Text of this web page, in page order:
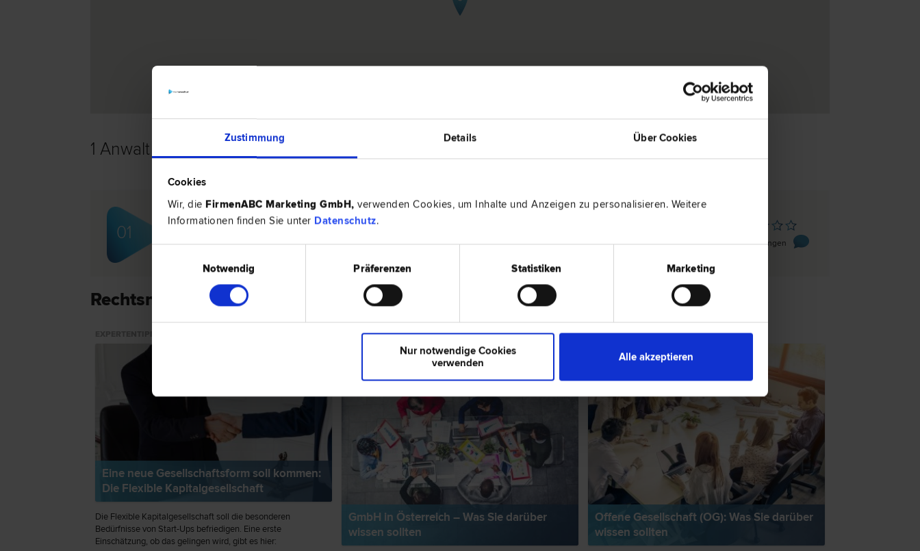
Zustimmung Details Über Cookies
Cookies
Wir, die FirmenABC Marketing GmbH, verwenden Cookies, um Inhalte und Anzeigen zu personalisieren. Weitere
Informationen finden Sie unter Datenschutz.
Notwendig
Präferenzen Statistiken Marketing
Nur notwendige Cookies
verwenden
Alle akzeptieren
1 Anwalt - Gesellschaftsrecht in Neusiedl/See
01
Dr. Erik Paul PINETZ, LL.M. (WU), MSC (WU)
0 Bewertungen
Rechtsnews & Expertentipps zum Thema "Gesellschaftsrecht"
Eine neue Gesellschaftsform soll kommen:
Die Flexible Kapitalgesellschaft
Die Flexible Kapitalgesellschaft soll die besonderen
Bedürfnisse von Start-Ups befriedigen. Eine erste
Einschätzung, ob das gelingen wird, gibt es hier:
RECHTSNEWS
GmbH in Österreich – Was Sie darüber
wissen sollten
RECHTSNEWS
Offene Gesellschaft (OG): Was Sie darüber
wissen sollten